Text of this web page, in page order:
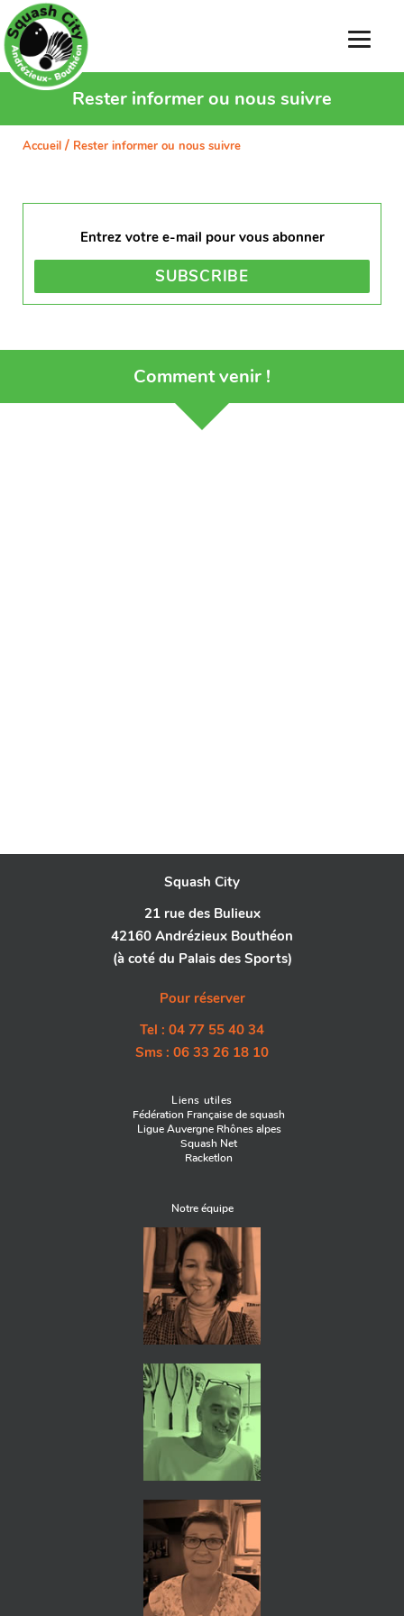
Rester informer ou nous suivre
Accueil / Rester informer ou nous suivre
Comment venir !
Squash City
21 rue des Bulieux
42160 Andrézieux Bouthéon
(à coté du Palais des Sports)
Pour réserver
Tel : 04 77 55 40 34
Sms : 06 33 26 18 10
Liens utiles
Fédération Française de squash
Ligue Auvergne Rhônes alpes
Squash Net
Racketlon
Notre équipe